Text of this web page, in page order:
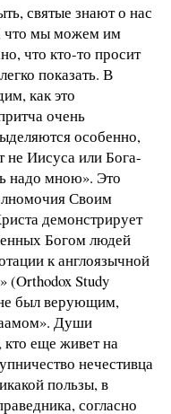
святые знают о нас
что мы можем им
что кто-то просит
показать. В
как это
очень
особенно,
не Иисуса или Бога-
надо мною». Это
Своим
демонстрирует
Богом людей
к англоязычной
(Orthodox Study
был верующим,
Души
еще живет на
нечестивца
пользы, в
согласно